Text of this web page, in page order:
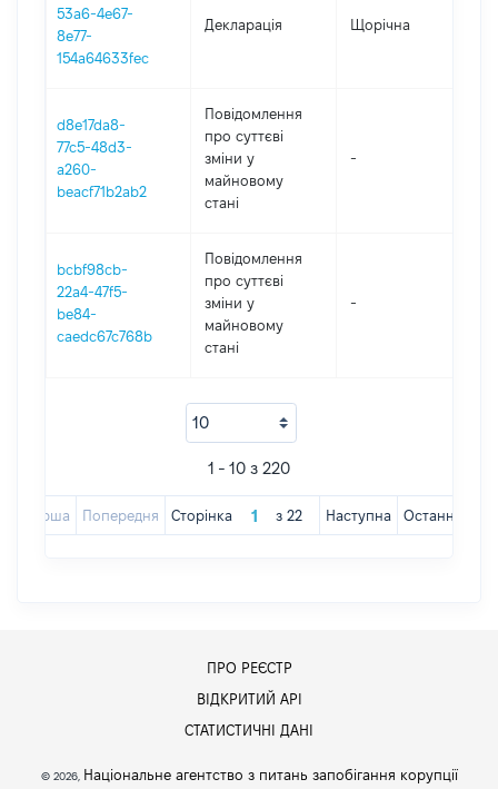
53a6-4e67-
8e77-
154a64633fec
Декларація Щорічна
d8e17da8-
77c5-48d3-
a260-
beacf71b2ab2
Повідомлення
про суттєві
зміни y
майновому
стані
-
bcbf98cb-
22a4-47f5-
be84-
caedc67c768b
Повідомлення
про суттєві
зміни y
майновому
стані
-
1 - 10 з 220
Перша Попередня Сторінка з 22 Наступна Остання
ПРО РЕЄСТР
ВІДКРИТИЙ АРІ
СТАТИСТИЧНІ ДАНІ
© 2026, Національне агентство з питань запобігання корупції